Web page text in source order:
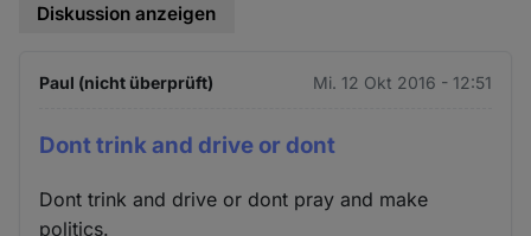
Diskussion anzeigen
Paul (nicht überprüft) Mi. 12 Okt 2016 - 12:51
Dont trink and drive or dont
Dont trink and drive or dont pray and make
politics.